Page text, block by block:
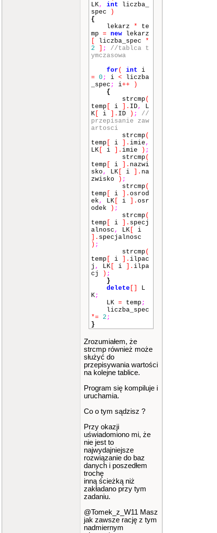
case
2:
{
cou
t
cou
t << "MENU WYSZ
UKIWANIA : "
<<
endl
cou
---------------
" << endl
;
cou
kiwanie lekarza
po nazwisku"
<<
endl
cou
t<<
"2 - Wyszu
kiwanie lekarza
po specjalizacj
i"
<< endl;
cou
t<<
"3 - Wyszu
kiwanie po osro
dku" << endl
cou
t<<
"4 - Wyszu
kiwanie specjal
isty z najmniej
sza kolejka"
<<
endl ;
cou
t << "5 - Wyszu
kiwanie lekarza
<<endl ;
cou
t
<<
"0 - Wyjdz
do glownego men
<<
cou
t
bre
void menu(leka
rz LK[]
czba_spec )
{
int opcja_m
do {
(
1 );
opcja_menu
switch(
opcja_menu
{
case 1
dodaj_lekarza(
LK,liczba_spec
);
ak;
LK, liczba_spec
) ;
LK, int liczba_
spec
)
{
lekarz *
te
mp = new lekarz
liczba_spec *
2
;
//tablca t
ymczasowa
for ( int i
= 0 ; i < liczba
_spec ; i++
)
{
strcmp (
temp
i . ID,
L
K
i . ID ) ;
//
przepisanie zaw
artosci
strcmp (
temp
i . imie ,
LK
i . imie ) ;
strcmp (
temp
i . nazwi
sko , LK i . na
zwisko
) ;
strcmp (
temp
i . osrod
ek , LK i . osr
odek
) ;
strcmp (
temp
i . specj
alnosc , LK
i
. specjalnosc
) ;
strcmp (
temp
i . ilpac
j , LK i . ilpa
cj
) ;
}
delete
L
K;
LK = temp ;
liczba_spec
*=
2 ;
}
Zrozumiałem, że
strcmp również może
służyć do
przepisywania wartości
na kolejne tablice.
Program się kompiluje i
uruchamia.
Co o tym sądzisz ?
Przy okazji
uświadomiono mi, że
nie jest to
najwydajniejsze
rozwiązanie do baz
danych i poszedłem
trochę
inną ścieżką niż
zakładano przy tym
zadaniu.
@Tomek_z_W11 Masz
jak zawsze rację z tym
nadmiernym